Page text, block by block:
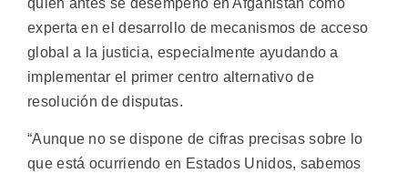
experta en el desarrollo de mecanismos de acceso
global a la justicia, especialmente ayudando a
implementar el primer centro alternativo de
resolución de disputas.
“Aunque no se dispone de cifras precisas sobre lo
que está ocurriendo en Estados Unidos, sabemos